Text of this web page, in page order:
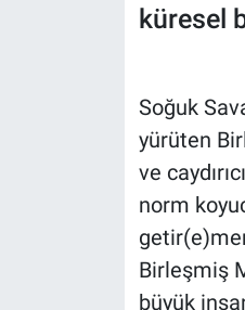
küresel
Soğuk
yürüten
ve
norm
Birleşmiş
büyük